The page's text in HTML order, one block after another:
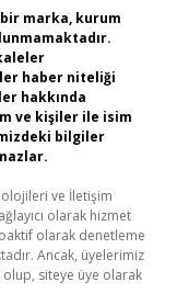
marka, kurum
haber niteliği
hakkında
ve kişiler ile isim
bilgiler
ve İletişim
olarak hizmet
olarak denetleme
Ancak, üyelerimiz
olup, siteye üye olarak